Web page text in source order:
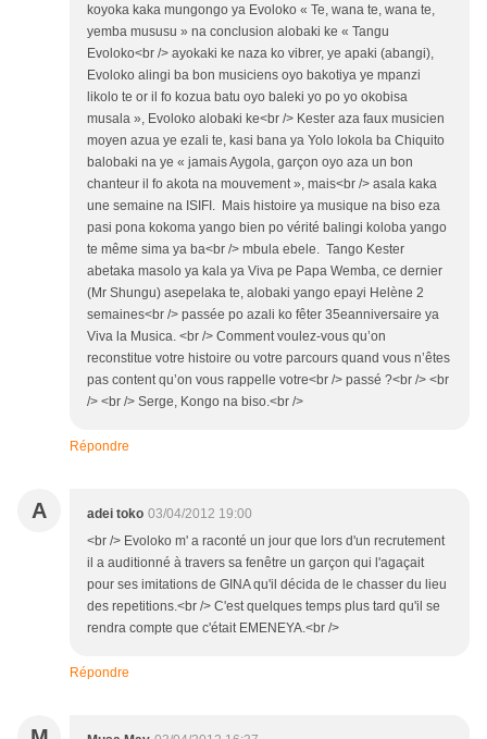
koyoka kaka mungongo ya Evoloko « Te, wana te, wana te,
yemba mususu » na conclusion alobaki ke « Tangu
Evoloko<br /> ayokaki ke naza ko vibrer, ye apaki (abangi),
Evoloko alingi ba bon musiciens oyo bakotiya ye mpanzi
likolo te or il fo kozua batu oyo baleki yo po yo okobisa
musala », Evoloko alobaki ke<br /> Kester aza faux musicien
moyen azua ye ezali te, kasi bana ya Yolo lokola ba Chiquito
balobaki na ye « jamais Aygola, garçon oyo aza un bon
chanteur il fo akota na mouvement », mais<br /> asala kaka
une semaine na ISIFI. Mais histoire ya musique na biso eza
pasi pona kokoma yango bien po vérité balingi koloba yango
te même sima ya ba<br /> mbula ebele. Tango Kester
abetaka masolo ya kala ya Viva pe Papa Wemba, ce dernier
(Mr Shungu) asepelaka te, alobaki yango epayi Helène 2
semaines<br /> passée po azali ko fêter 35eanniversaire ya
Viva la Musica. <br /> Comment voulez-vous qu’on
reconstitue votre histoire ou votre parcours quand vous n’êtes
pas content qu’on vous rappelle votre<br /> passé ?<br /> <br
/> <br /> Serge, Kongo na biso.<br />
Répondre
A adei toko 03/04/2012 19:00
<br /> Evoloko m' a raconté un jour que lors d'un recrutement
il a auditionné à travers sa fenêtre un garçon qui l'agaçait
pour ses imitations de GINA qu'il décida de le chasser du lieu
des repetitions.<br /> C'est quelques temps plus tard qu'il se
rendra compte que c'était EMENEYA.<br />
Répondre